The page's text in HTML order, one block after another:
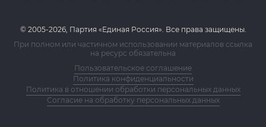
© 2005-2026, Партия «Единая Россия». Все права защищены.
При полном или частичном использовании материалов ссылка
на ресурс обязательна
Пользовательское соглашение
Политика конфиденциальности
Политика в отношении обработки персональных данных
Согласие на обработку персональных данных